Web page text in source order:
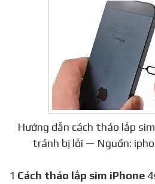
Hướng dẫn cách tháo lắp
tránh bị lỗi — Nguồn:
Cách tháo lắp sim iPhone